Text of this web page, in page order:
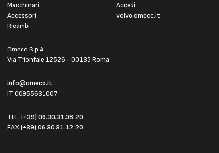
Omeco S.p.A
Via Trionfale 12526 - 00135 Roma
info@omeco.it
IT 00955631007
TEL. (+39) 06.30.31.08.20
FAX(+39) 06.30.31.12.20
Macchinari
Accessori
Ricambi
Accedi
volvo.omeco.it